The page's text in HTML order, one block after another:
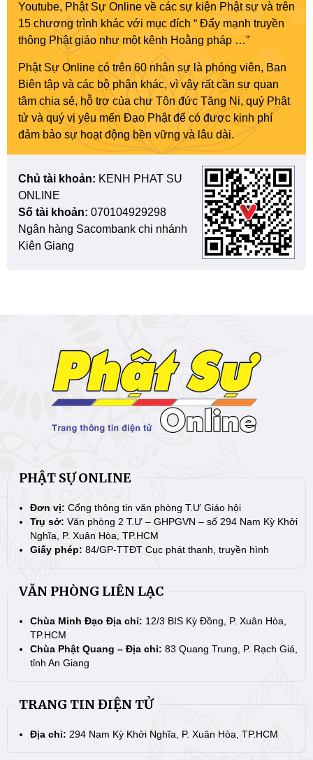
Youtube, Phật Sự Online về các sự kiện Phật sự và trên
15 chương trình khác với mục đích “ Đẩy mạnh truyền
thông Phật giáo như một kênh Hoằng pháp …”
Phật Sự Online có trên 60 nhân sự là phóng viên, Ban
Biên tập và các bộ phận khác, vì vậy rất cần sự quan
tâm chia sẻ, hỗ trợ của chư Tôn đức Tăng Ni, quý Phật
tử và quý vị yêu mến Đạo Phật để có được kinh phí
đảm bảo sự hoạt động bền vững và lâu dài.
Chủ tài khoản: KENH PHAT SU
ONLINE
Số tài khoản: 070104929298
Ngân hàng Sacombank chi nhánh
Kiên Giang
PHẬT SỰ ONLINE
Đơn vị: Cổng thông tin văn phòng T.Ư Giáo hội
Trụ sở: Văn phòng 2 T.Ư – GHPGVN – số 294 Nam Kỳ Khởi
Nghĩa, P. Xuân Hòa, TP.HCM
Giấy phép: 84/GP-TTĐT Cục phát thanh, truyền hình
VĂN PHÒNG LIÊN LẠC
Chùa Minh Đạo Địa chỉ: 12/3 BIS Kỳ Đồng, P. Xuân Hòa,
TP.HCM
Chùa Phật Quang – Địa chỉ: 83 Quang Trung, P. Rạch Giá,
tỉnh An Giang
TRANG TIN ĐIỆN TỬ
Địa chỉ: 294 Nam Kỳ Khởi Nghĩa, P. Xuân Hòa, TP.HCM